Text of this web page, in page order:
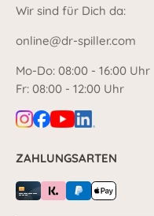
Wir sind für Dich da:
online@dr-spiller.com
Mo-Do: 08:00 - 16:00 Uhr
Fr: 08:00 - 12:00 Uhr
ZAHLUNGSARTEN